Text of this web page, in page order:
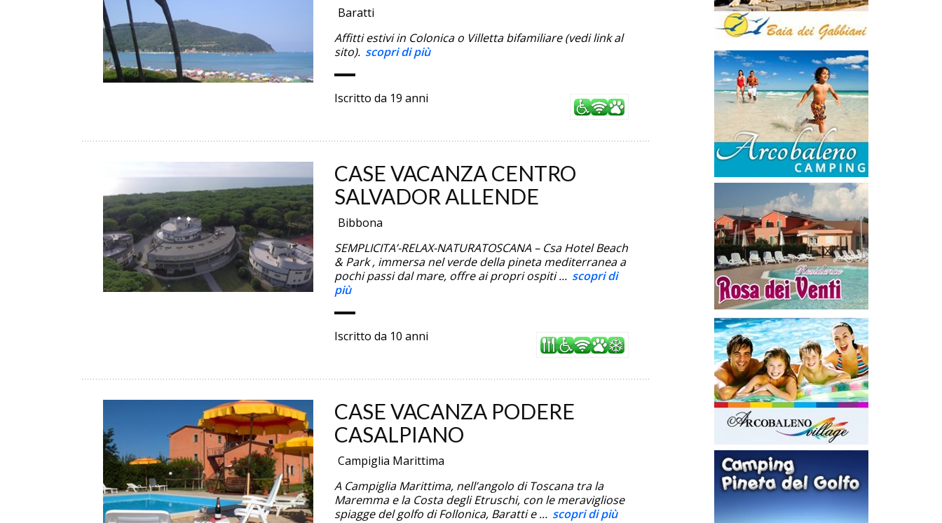
Baratti
Affitti estivi in Colonica o Villetta bifamiliare (vedi link al
sito). scopri di più
Iscritto da 19 anni
CASE VACANZA CENTRO
SALVADOR ALLENDE
Bibbona
SEMPLICITA’-RELAX-NATURATOSCANA – Csa Hotel Beach
& Park , immersa nel verde della pineta mediterranea a
pochi passi dal mare, offre ai propri ospiti ... scopri di
più
Iscritto da 10 anni
CASE VACANZA PODERE
CASALPIANO
Campiglia Marittima
A Campiglia Marittima, nell’angolo di Toscana tra la
Maremma e la Costa degli Etruschi, con le meravigliose
spiagge del golfo di Follonica, Baratti e ... scopri di più